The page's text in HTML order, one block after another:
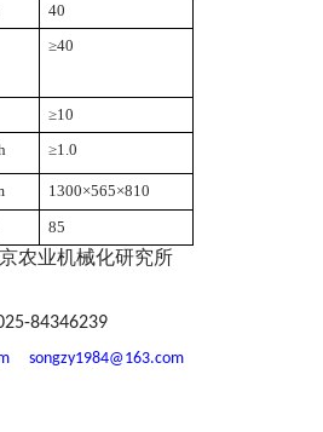
40
≥40
≥10
≥1.0
1300×565×810
85
农业机械化研究所
84346239
songzy1984@163.com